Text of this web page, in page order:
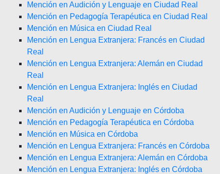
Mención en Audición y Lenguaje en Ciudad Real
Mención en Pedagogía Terapéutica en Ciudad Real
Mención en Música en Ciudad Real
Mención en Lengua Extranjera: Francés en Ciudad
Real
Mención en Lengua Extranjera: Alemán en Ciudad
Real
Mención en Lengua Extranjera: Inglés en Ciudad
Real
Mención en Audición y Lenguaje en Córdoba
Mención en Pedagogía Terapéutica en Córdoba
Mención en Música en Córdoba
Mención en Lengua Extranjera: Francés en Córdoba
Mención en Lengua Extranjera: Alemán en Córdoba
Mención en Lengua Extranjera: Inglés en Córdoba